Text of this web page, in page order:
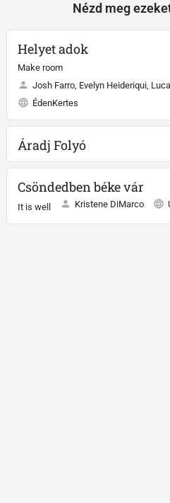
Nézd meg
Helyet adok
Make room
Josh Farro, Evelyn Heideriqui,
ÉdenKertes
Áradj Folyó
Csöndedben béke vár
It is well Kristene DiMarco